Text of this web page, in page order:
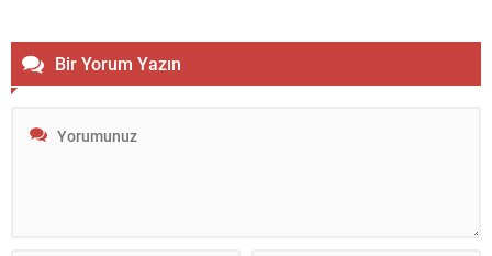
Bir Yorum Yazın